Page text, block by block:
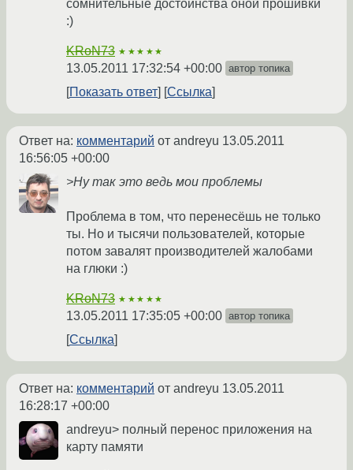
сомнительные достоинства оной прошивки
:)
KRoN73 ★★★★★
13.05.2011 17:32:54 +00:00 автор топика
Показать ответ Ссылка
Ответ на: комментарий от andreyu 13.05.2011
16:56:05 +00:00
>Ну так это ведь мои проблемы
Проблема в том, что перенесёшь не только
ты. Но и тысячи пользователей, которые
потом завалят производителей жалобами
на глюки :)
KRoN73 ★★★★★
13.05.2011 17:35:05 +00:00 автор топика
Ссылка
Ответ на: комментарий от andreyu 13.05.2011
16:28:17 +00:00
andreyu> полный перенос приложения на
карту памяти